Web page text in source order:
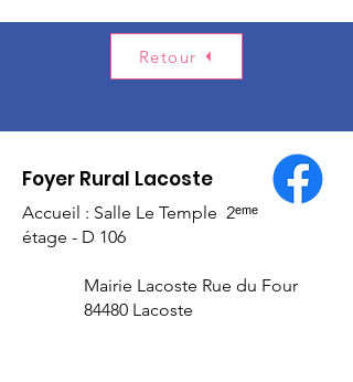
Retour
Foyer Rural Lacoste
Accueil : Salle Le Temple 2ᵉᵐᵉ
étage - D 106
Mairie Lacoste Rue du Four
84480 Lacoste